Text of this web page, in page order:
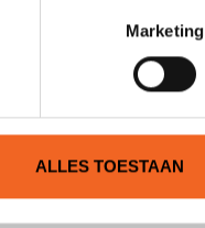
Marketing
ALLES TOESTAAN